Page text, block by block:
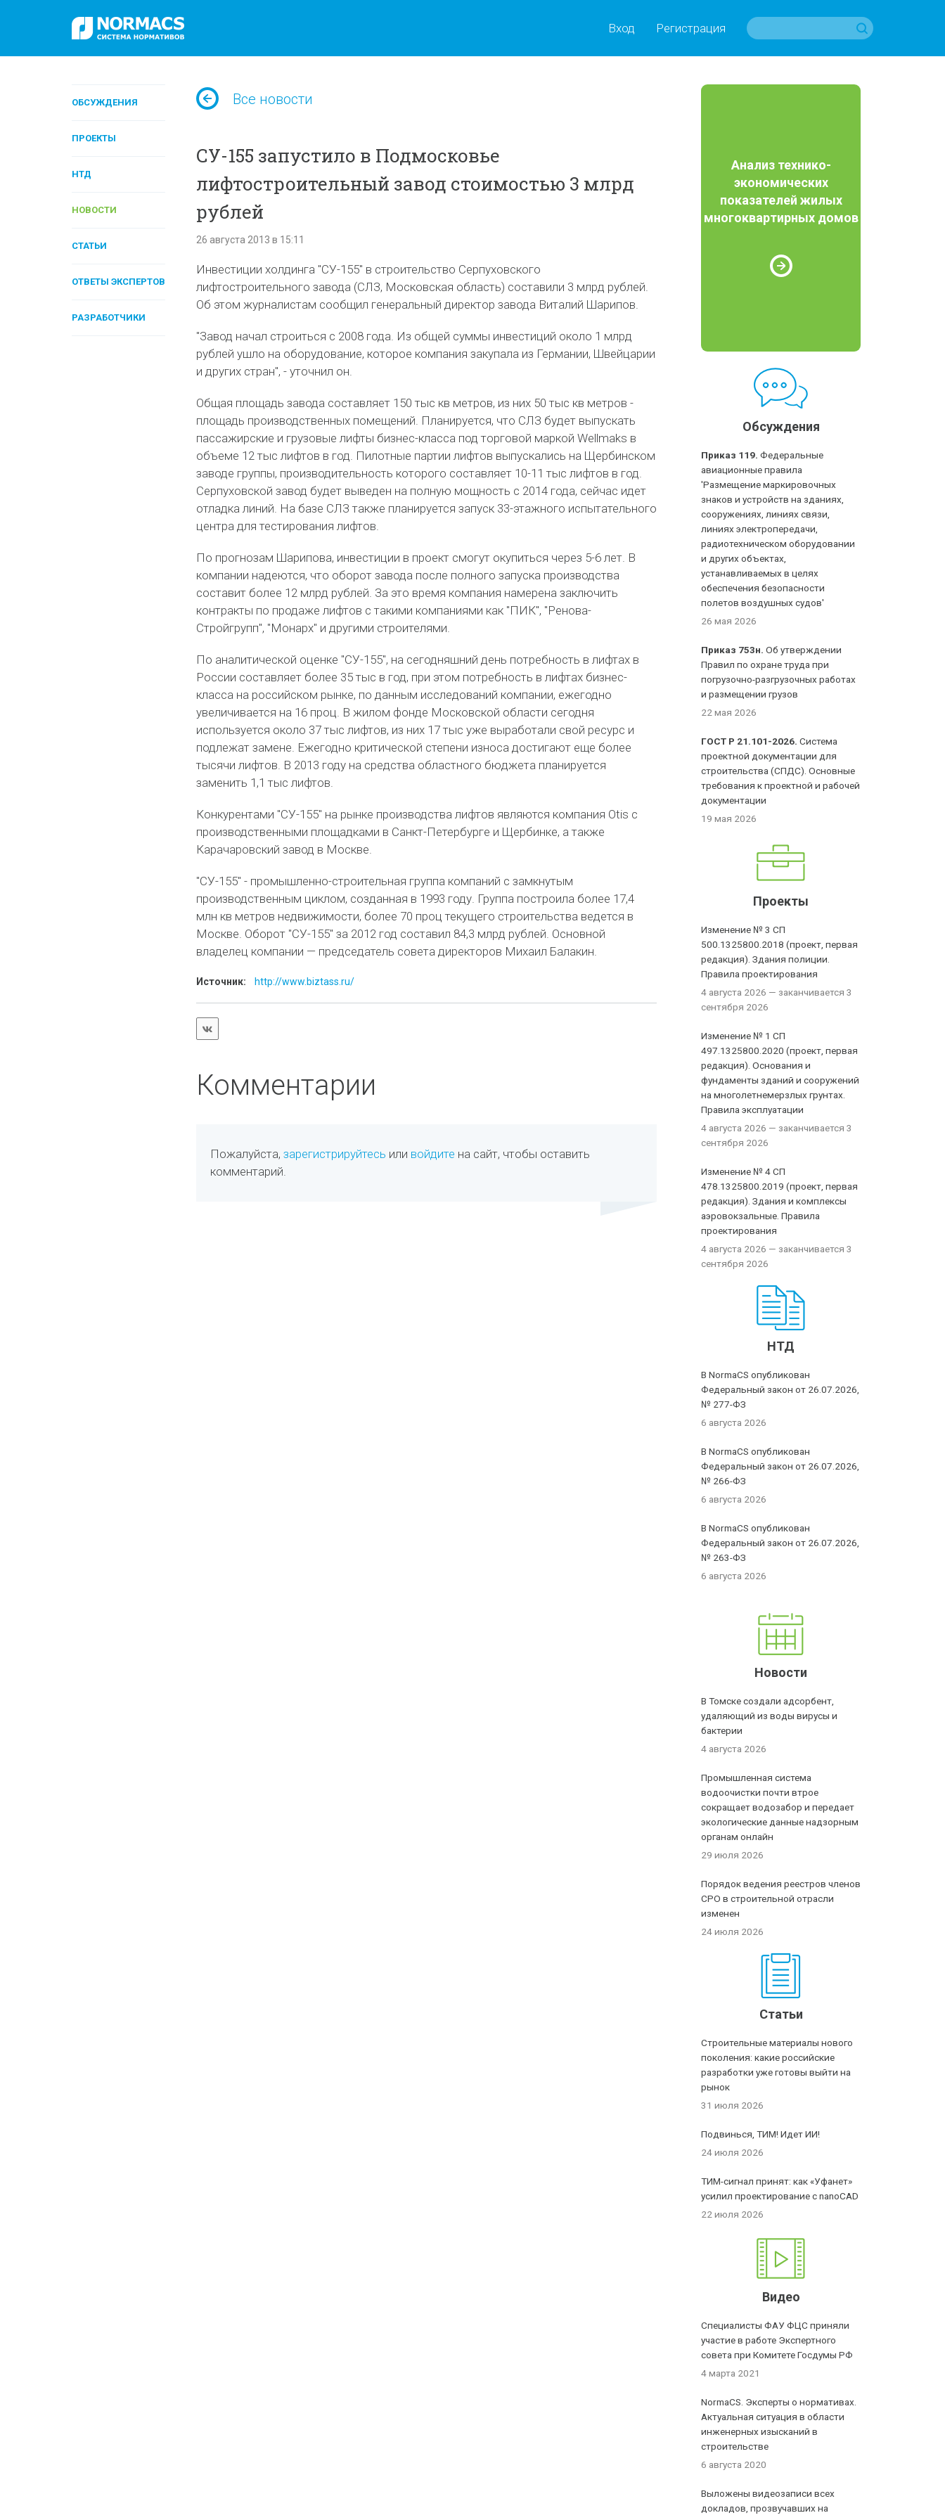
Вход Регистрация
ОБСУЖДЕНИЯ
ПРОЕКТЫ
НТД
НОВОСТИ
СТАТЬИ
ОТВЕТЫ ЭКСПЕРТОВ
РАЗРАБОТЧИКИ
Все новости
СУ-155 запустило в Подмосковье
лифтостроительный завод стоимостью 3 млрд
рублей
26 августа 2013 в 15:11
Инвестиции холдинга "СУ-155" в строительство Серпуховского
лифтостроительного завода (СЛЗ, Московская область) составили 3 млрд рублей.
Об этом журналистам сообщил генеральный директор завода Виталий Шарипов.
"Завод начал строиться с 2008 года. Из общей суммы инвестиций около 1 млрд
рублей ушло на оборудование, которое компания закупала из Германии, Швейцарии
и других стран", - уточнил он.
Общая площадь завода составляет 150 тыс кв метров, из них 50 тыс кв метров -
площадь производственных помещений. Планируется, что СЛЗ будет выпускать
пассажирские и грузовые лифты бизнес-класса под торговой маркой Wellmaks в
объеме 12 тыс лифтов в год. Пилотные партии лифтов выпускались на Щербинском
заводе группы, производительность которого составляет 10-11 тыс лифтов в год.
Серпуховской завод будет выведен на полную мощность с 2014 года, сейчас идет
отладка линий. На базе СЛЗ также планируется запуск 33-этажного испытательного
центра для тестирования лифтов.
По прогнозам Шарипова, инвестиции в проект смогут окупиться через 5-6 лет. В
компании надеются, что оборот завода после полного запуска производства
составит более 12 млрд рублей. За это время компания намерена заключить
контракты по продаже лифтов с такими компаниями как "ПИК", "Ренова-
Стройгрупп", "Монарх" и другими строителями.
По аналитической оценке "СУ-155", на сегодняшний день потребность в лифтах в
России составляет более 35 тыс в год, при этом потребность в лифтах бизнес-
класса на российском рынке, по данным исследований компании, ежегодно
увеличивается на 16 проц. В жилом фонде Московской области сегодня
используется около 37 тыс лифтов, из них 17 тыс уже выработали свой ресурс и
подлежат замене. Ежегодно критической степени износа достигают еще более
тысячи лифтов. В 2013 году на средства областного бюджета планируется
заменить 1,1 тыс лифтов.
Конкурентами "СУ-155" на рынке производства лифтов являются компания Otis с
производственными площадками в Санкт-Петербурге и Щербинке, а также
Карачаровский завод в Москве.
"СУ-155" - промышленно-строительная группа компаний с замкнутым
производственным циклом, созданная в 1993 году. Группа построила более 17,4
млн кв метров недвижимости, более 70 проц текущего строительства ведется в
Москве. Оборот "СУ-155" за 2012 год составил 84,3 млрд рублей. Основной
владелец компании — председатель совета директоров Михаил Балакин.
Источник: http://www.biztass.ru/
Комментарии
Пожалуйста, зарегистрируйтесь или войдите на сайт, чтобы оставить
комментарий.
Анализ технико-
экономических
показателей жилых
многоквартирных домов
Обсуждения
Приказ 119. Федеральные
авиационные правила
'Размещение маркировочных
знаков и устройств на зданиях,
сооружениях, линиях связи,
линиях электропередачи,
радиотехническом оборудовании
и других объектах,
устанавливаемых в целях
обеспечения безопасности
полетов воздушных судов'
26 мая 2026
Приказ 753н. Об утверждении
Правил по охране труда при
погрузочно-разгрузочных работах
и размещении грузов
22 мая 2026
ГОСТ Р 21.101-2026. Система
проектной документации для
строительства (СПДС). Основные
требования к проектной и рабочей
документации
19 мая 2026
Проекты
Изменение № 3 СП
500.1325800.2018 (проект, первая
редакция). Здания полиции.
Правила проектирования
4 августа 2026 — заканчивается 3
сентября 2026
Изменение № 1 СП
497.1325800.2020 (проект, первая
редакция). Основания и
фундаменты зданий и сооружений
на многолетнемерзлых грунтах.
Правила эксплуатации
4 августа 2026 — заканчивается 3
сентября 2026
Изменение № 4 СП
478.1325800.2019 (проект, первая
редакция). Здания и комплексы
аэровокзальные. Правила
проектирования
4 августа 2026 — заканчивается 3
сентября 2026
НТД
В NormaCS опубликован
Федеральный закон от 26.07.2026,
№ 277-ФЗ
6 августа 2026
В NormaCS опубликован
Федеральный закон от 26.07.2026,
№ 266-ФЗ
6 августа 2026
В NormaCS опубликован
Федеральный закон от 26.07.2026,
№ 263-ФЗ
6 августа 2026
Новости
В Томске создали адсорбент,
удаляющий из воды вирусы и
бактерии
4 августа 2026
Промышленная система
водоочистки почти втрое
сокращает водозабор и передает
экологические данные надзорным
органам онлайн
29 июля 2026
Порядок ведения реестров членов
СРО в строительной отрасли
изменен
24 июля 2026
Статьи
Строительные материалы нового
поколения: какие российские
разработки уже готовы выйти на
рынок
31 июля 2026
Подвинься, ТИМ! Идет ИИ!
24 июля 2026
ТИМ-сигнал принят: как «Уфанет»
усилил проектирование с nanoCAD
22 июля 2026
Видео
Специалисты ФАУ ФЦС приняли
участие в работе Экспертного
совета при Комитете Госдумы РФ
4 марта 2021
NormaCS. Эксперты о нормативах.
Актуальная ситуация в области
инженерных изысканий в
строительстве
6 августа 2020
Выложены видеозаписи всех
докладов, прозвучавших на